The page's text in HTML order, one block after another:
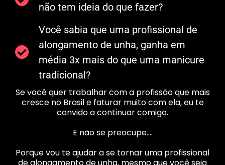
não tem ideia do que fazer?
Você sabia que uma profissional de
alongamento de unha, ganha em
média 3x mais do que uma manicure
tradicional?
Se você quer trabalhar com a profissão que mais
cresce no Brasil e faturar muito com ela, eu te
convido a continuar comigo.
E não se preocupe….
Porque vou te ajudar a se tornar uma profissional
de alongamento de unha, mesmo que você seja